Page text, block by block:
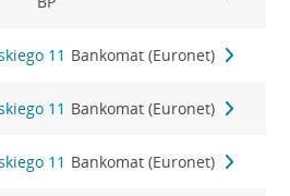
11 Bankomat (Euronet)
11 Bankomat (Euronet)
11 Bankomat (Euronet)